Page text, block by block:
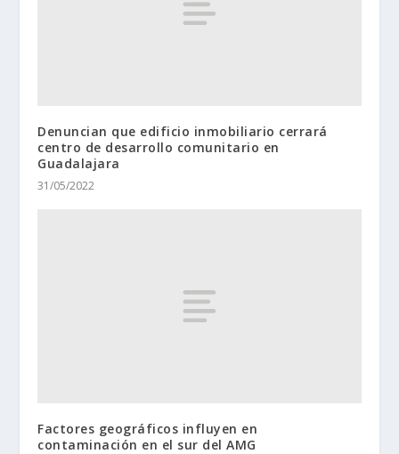
Denuncian que edificio inmobiliario cerrará
centro de desarrollo comunitario en
Guadalajara
31/05/2022
Factores geográficos influyen en
contaminación en el sur del AMG